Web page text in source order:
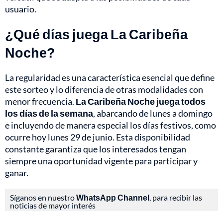
usuario.
¿Qué días juega La Caribeña
Noche?
La regularidad es una característica esencial que define
este sorteo y lo diferencia de otras modalidades con
menor frecuencia. La Caribeña Noche juega todos
los días de la semana, abarcando de lunes a domingo
e incluyendo de manera especial los días festivos, como
ocurre hoy lunes 29 de junio. Esta disponibilidad
constante garantiza que los interesados tengan
siempre una oportunidad vigente para participar y
ganar.
Síganos en nuestroWhatsApp Channel, para recibir las
noticias de mayor interés